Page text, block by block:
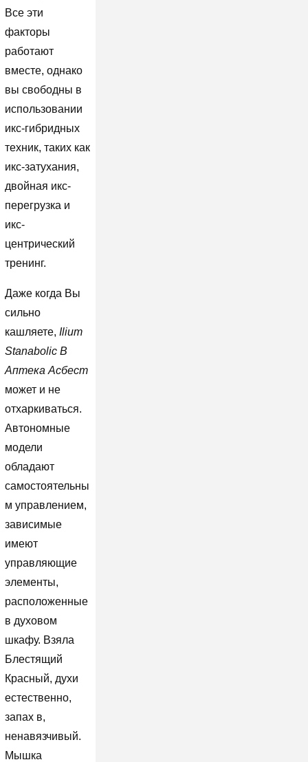
Все эти
факторы
работают
вместе, однако
вы свободны в
использовании
икс-гибридных
техник, таких как
икс-затухания,
двойная икс-
перегрузка и
икс-
центрический
тренинг.
Даже когда Вы
сильно
кашляете, Ilium
Stanabolic В
Аптека Асбест
может и не
отхаркиваться.
Автономные
модели
обладают
самостоятельны
м управлением,
зависимые
имеют
управляющие
элементы,
расположенные
в духовом
шкафу. Взяла
Блестящий
Красный, духи
естественно,
запах в,
ненавязчивый.
Мышка